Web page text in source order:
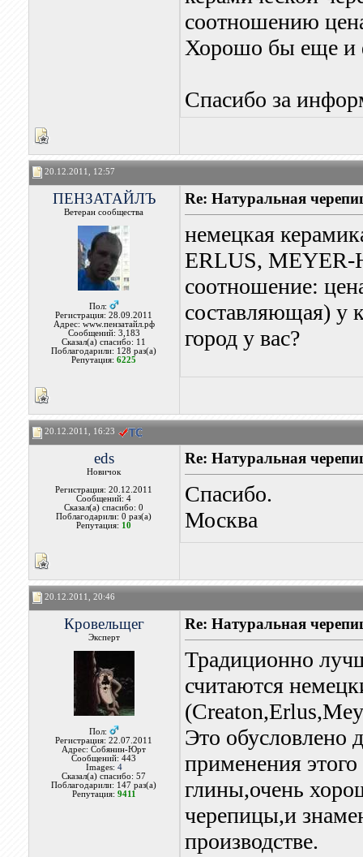
соотношению
Хорошо бы еще и
Спасибо за
20.12.2011, 12:57
ПЕНЗАТАЙЛЪ
Ветеран сообщества
Пол:
Регистрация: 28.09.2011
Адрес: www.пензатайл.рф
Сообщений: 3,183
Сказал(а) спасибо: 11
Поблагодарили: 128 раз(а)
Репутация:6225
Re: Натуральная
немецкая
ERLUS, MEYER-
соотношение:
составляющая) у
город у вас?
20.12.2011, 16:23
eds
Новичок
Регистрация: 20.12.2011
Сообщений: 4
Сказал(а) спасибо: 0
Поблагодарили: 0 раз(а)
Репутация: 10
Re: Натуральная
Спасибо.
Москва
20.12.2011, 20:46
Кровельщег
Эксперт
Пол:
Регистрация: 22.07.2011
Адрес: Собянин-Юрт
Сообщений: 443
Images: 4
Сказал(а) спасибо: 57
Поблагодарили: 147 раз(а)
Репутация: 9411
Re: Натуральная
Традиционно
считаются
Это обусловлено
применения
глины,очень
черепицы,и
производстве.